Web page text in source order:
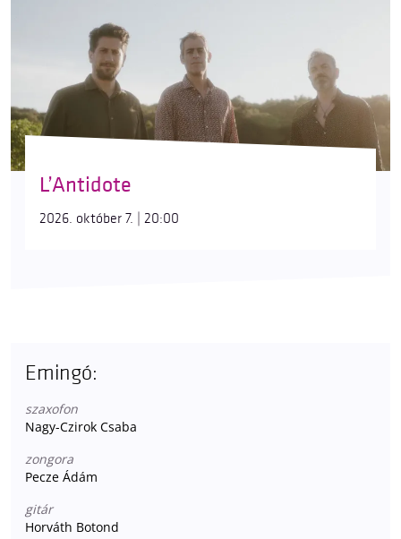
L’Antidote
2026. október 7. | 20:00
Emingó:
szaxofon
Nagy-Czirok Csaba
zongora
Pecze Ádám
gitár
Horváth Botond